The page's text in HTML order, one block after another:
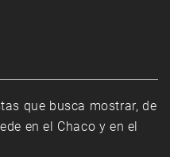
que busca mostrar, de
en el Chaco y en el